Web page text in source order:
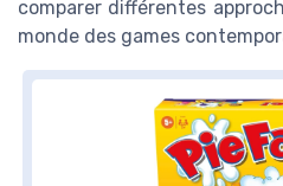
comparer différentes
monde des games